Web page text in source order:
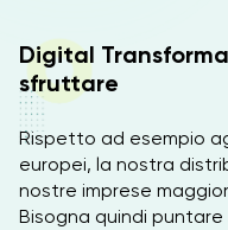
Digital
sfruttare
Rispetto ad esempio
europei, la nostra
nostre imprese
Bisogna quindi puntare